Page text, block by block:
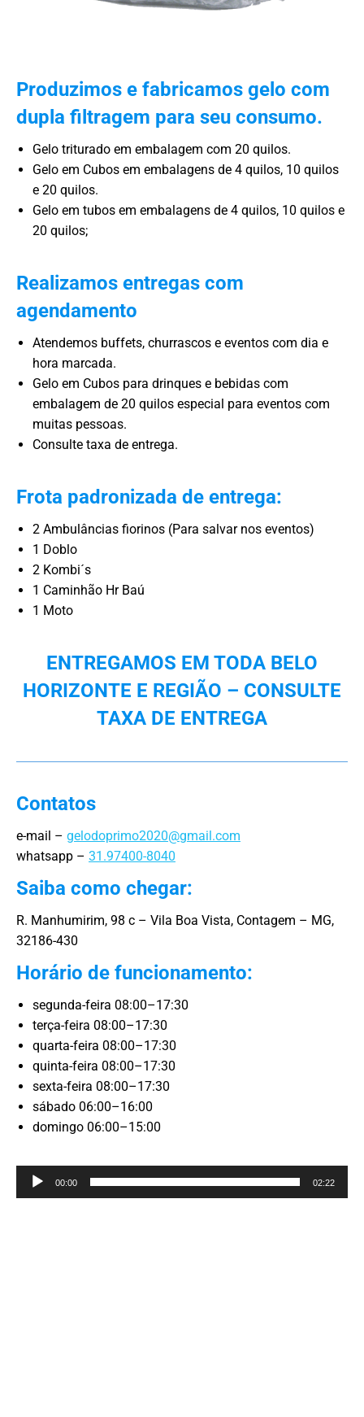
Produzimos e fabricamos gelo com
dupla filtragem para seu consumo.
Gelo triturado em embalagem com 20 quilos.
Gelo em Cubos em embalagens de 4 quilos, 10 quilos
e 20 quilos.
Gelo em tubos em embalagens de 4 quilos, 10 quilos e
20 quilos;
Realizamos entregas com
agendamento
Atendemos buffets, churrascos e eventos com dia e
hora marcada.
Gelo em Cubos para drinques e bebidas com
embalagem de 20 quilos especial para eventos com
muitas pessoas.
Consulte taxa de entrega.
Frota padronizada de entrega:
2 Ambulâncias fiorinos (Para salvar nos eventos)
1 Doblo
2 Kombi´s
1 Caminhão Hr Baú
1 Moto
ENTREGAMOS EM TODA BELO
HORIZONTE E REGIÃO – CONSULTE
TAXA DE ENTREGA
Contatos
e-mail – gelodoprimo2020@gmail.com
whatsapp – 31.97400-8040
Saiba como chegar:
R. Manhumirim, 98 c – Vila Boa Vista, Contagem – MG,
32186-430
Horário de funcionamento:
segunda-feira 08:00–17:30
terça-feira 08:00–17:30
quarta-feira 08:00–17:30
quinta-feira 08:00–17:30
sexta-feira 08:00–17:30
sábado 06:00–16:00
domingo 06:00–15:00
Reprodutor
de
00:00 02:22